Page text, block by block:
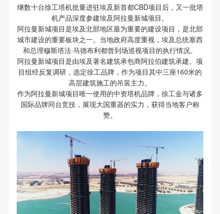
继数十台徐工塔机批量进驻埃及新首都CBD项目后，又一批塔
机产品深度参建埃及阿拉曼新城项目。
阿拉曼新城项目是埃及北部地区最为重要的建设项目，是北部
城市建设的重要板块之一。当地政府高度重视，埃及总统塞西
和总理穆斯塔法·马德布利都曾到场巡视项目的执行情况。
阿拉曼新城项目是由埃及著名建筑承包商阿拉伯建筑承建。项
目组经反复调研，选定徐工品牌，作为项目其中三座160米的
高层建筑施工的吊装主力。
作为阿拉曼新城项目唯一使用的中资塔机品牌，徐工金与诸多
国际品牌同台竞技，展现大国重器的实力，获得当地客户称
赞。